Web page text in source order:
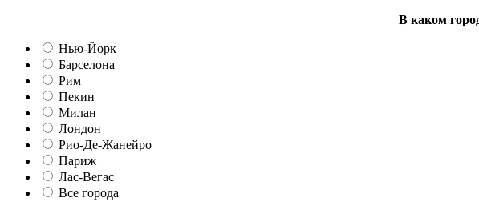
В каком
Нью-Йорк
Барселона
Рим
Пекин
Милан
Лондон
Рио-Де-Жанейро
Париж
Лас-Вегас
Все города